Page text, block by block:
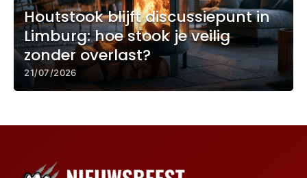
Houtstook blijft discussiepunt in
Limburg: hoe stook je veilig
zonder overlast?
21/07/2026